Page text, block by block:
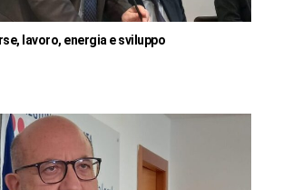
lavoro, energia e sviluppo